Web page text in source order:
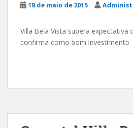
18 de maio de 2015
Villa Bela Vista supera expectativa
confirma como bom investimento